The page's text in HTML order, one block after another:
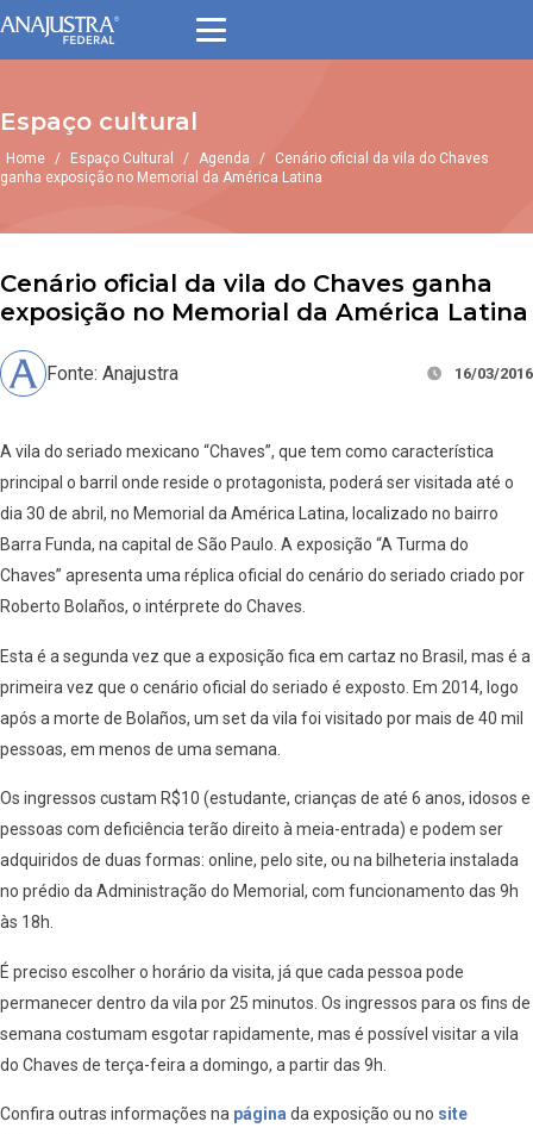
Espaço cultural
Home / Espaço Cultural / Agenda /
Cenário oficial da vila do Chaves
ganha exposição no Memorial da América Latina
Cenário oficial da vila do Chaves ganha
exposição no Memorial da América Latina
Fonte: Anajustra 16/03/2016
A vila do seriado mexicano “Chaves”, que tem como característica
principal o barril onde reside o protagonista, poderá ser visitada até o
dia 30 de abril, no Memorial da América Latina, localizado no bairro
Barra Funda, na capital de São Paulo. A exposição “A Turma do
Chaves” apresenta uma réplica oficial do cenário do seriado criado por
Roberto Bolaños, o intérprete do Chaves.
Esta é a segunda vez que a exposição fica em cartaz no Brasil, mas é a
primeira vez que o cenário oficial do seriado é exposto. Em 2014, logo
após a morte de Bolaños, um set da vila foi visitado por mais de 40 mil
pessoas, em menos de uma semana.
Os ingressos custam R$10 (estudante, crianças de até 6 anos, idosos e
pessoas com deficiência terão direito à meia-entrada) e podem ser
adquiridos de duas formas: online, pelo site, ou na bilheteria instalada
no prédio da Administração do Memorial, com funcionamento das 9h
às 18h.
É preciso escolher o horário da visita, já que cada pessoa pode
permanecer dentro da vila por 25 minutos. Os ingressos para os fins de
semana costumam esgotar rapidamente, mas é possível visitar a vila
do Chaves de terça-feira a domingo, a partir das 9h.
Confira outras informações na página da exposição ou no site